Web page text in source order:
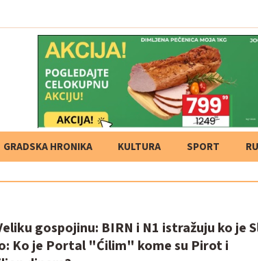
GRADSKA HRONIKA KULTURA SPORT
gospojinu: BIRN i N1 istražuju ko je
Ko je Portal "Ćilim" kome su Pirot i